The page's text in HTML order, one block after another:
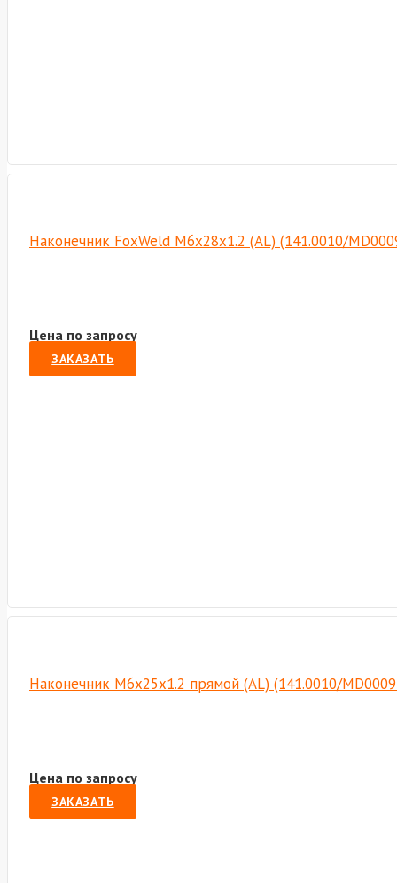
Наконечник FoxWeld M6х28х1.2 (AL) (141.0010/
Цена по запросу
ЗАКАЗАТЬ
Наконечник М6х25х1.2 прямой (AL) (141.0010/
Цена по запросу
ЗАКАЗАТЬ